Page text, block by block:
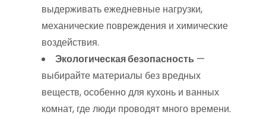
выдерживать ежедневные нагрузки,
механические повреждения и химические
воздействия.
Экологическая безопасность —
выбирайте материалы без вредных
веществ, особенно для кухонь и ванных
комнат, где люди проводят много времени.